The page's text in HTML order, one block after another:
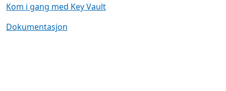
Kom i gang med Key Vault
Dokumentasjon